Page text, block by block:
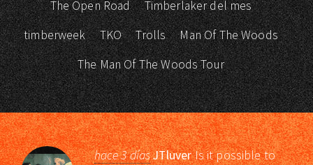
The Open Road
Timberlaker del mes
timberweek
TKO Trolls
Man Of The Woods
The Man Of The Woods Tour
hace 3 díasJTluverIs it possible to